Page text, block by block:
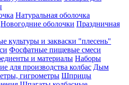
Натуральная оболочка
Новогодние оболочки Праздничная
культуры и закваски "плесень"
Фосфатные пищевые смеси
и материалы Наборы
для производства колбас Дым
гигрометры Шприцы